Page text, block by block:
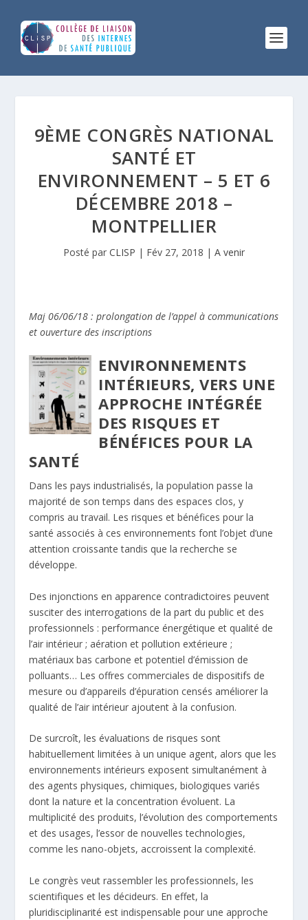
9ÈME CONGRÈS NATIONAL
SANTÉ ET
ENVIRONNEMENT – 5 ET 6
DÉCEMBRE 2018 –
MONTPELLIER
Posté par CLISP | Fév 27, 2018 | A venir
Maj 06/06/18 : prolongation de l’appel à communications
et ouverture des inscriptions
ENVIRONNEMENTS
INTÉRIEURS, VERS UNE
APPROCHE INTÉGRÉE
DES RISQUES ET
BÉNÉFICES POUR LA
SANTÉ
Dans les pays industrialisés, la population passe la
majorité de son temps dans des espaces clos, y
compris au travail. Les risques et bénéfices pour la
santé associés à ces environnements font l’objet d’une
attention croissante tandis que la recherche se
développe.
Des injonctions en apparence contradictoires peuvent
susciter des interrogations de la part du public et des
professionnels : performance énergétique et qualité de
l’air intérieur ; aération et pollution extérieure ;
matériaux bas carbone et potentiel d’émission de
polluants… Les offres commerciales de dispositifs de
mesure ou d’appareils d’épuration censés améliorer la
qualité de l’air intérieur ajoutent à la confusion.
De surcroît, les évaluations de risques sont
habituellement limitées à un unique agent, alors que les
environnements intérieurs exposent simultanément à
des agents physiques, chimiques, biologiques variés
dont la nature et la concentration évoluent. La
multiplicité des produits, l’évolution des comportements
et des usages, l’essor de nouvelles technologies,
comme les nano-objets, accroissent la complexité.
Le congrès veut rassembler les professionnels, les
scientifiques et les décideurs. En effet, la
pluridisciplinarité est indispensable pour une approche